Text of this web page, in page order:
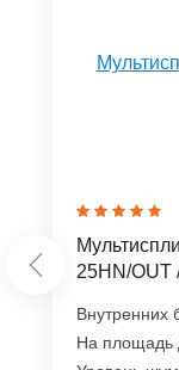
25HN/OUT
Внутренних
На площадь